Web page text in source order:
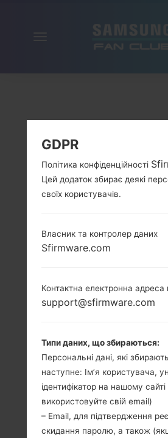
GDPR
Політика конфіденційності
Цей додаток збирає деякі
своїх користувачів.
Власник та контролер даних
Sfirmware.com
Контактна електронна адреса
support@sfirmware.com
Типи даних, що збираються:
Персональні дані, які
наступне: Ім’я користувача,
ідентифікатор на нашому
використовуйте свій email)
– Email, для підтвердження
скидання паролю, а також